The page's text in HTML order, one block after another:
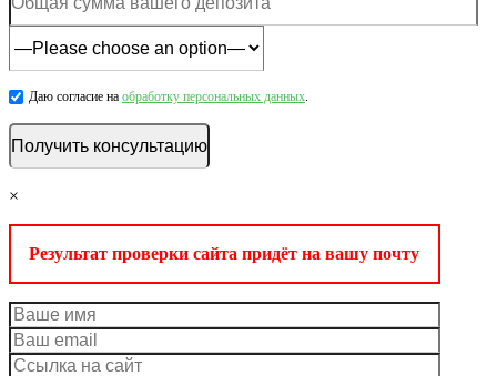
Даю согласие на обработку персональных данных.
×
Результат проверки сайта придёт на вашу почту